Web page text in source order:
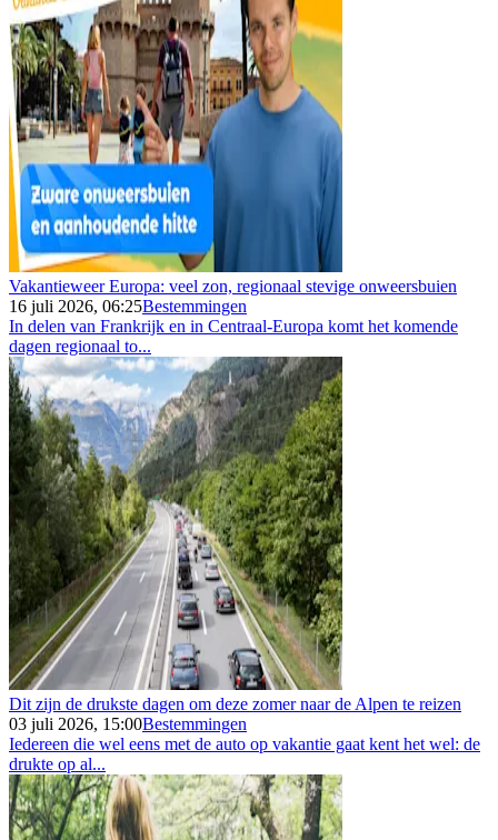
Vakantieweer Europa: veel zon, regionaal stevige onweersbuien
16 juli 2026, 06:25Bestemmingen
In delen van Frankrijk en in Centraal-Europa komt het komende
dagen regionaal to...
Dit zijn de drukste dagen om deze zomer naar de Alpen te reizen
03 juli 2026, 15:00Bestemmingen
Iedereen die wel eens met de auto op vakantie gaat kent het wel: de
drukte op al...